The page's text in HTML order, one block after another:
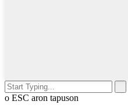
o ESC aron tapuson